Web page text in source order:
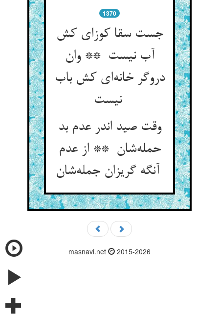
1370
جست سقا کوزای کش
آب نیست ** وان
دروگر خانه‌ای کش باب
نیست
وقت صید اندر عدم بد
حمله‌شان ** از عدم
masnavi.net 2015-2026